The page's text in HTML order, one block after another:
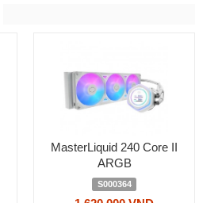
MasterLiquid 240 Core II
ARGB
S000364